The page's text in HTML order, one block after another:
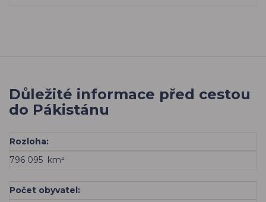
Důležité informace před cestou
do Pákistánu
Rozloha:
796 095 km²
Počet obyvatel: